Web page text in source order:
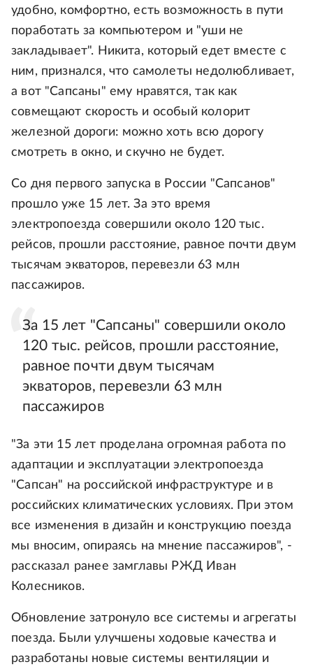
удобно, комфортно, есть возможность в пути
поработать за компьютером и "уши не
закладывает". Никита, который едет вместе с
ним, признался, что самолеты недолюбливает,
а вот "Сапсаны" ему нравятся, так как
совмещают скорость и особый колорит
железной дороги: можно хоть всю дорогу
смотреть в окно, и скучно не будет.
Со дня первого запуска в России "Сапсанов"
прошло уже 15 лет. За это время
электропоезда совершили около 120 тыс.
рейсов, прошли расстояние, равное почти двум
тысячам экваторов, перевезли 63 млн
пассажиров.
За 15 лет "Сапсаны" совершили около
120 тыс. рейсов, прошли расстояние,
равное почти двум тысячам
экваторов, перевезли 63 млн
пассажиров
"За эти 15 лет проделана огромная работа по
адаптации и эксплуатации электропоезда
"Сапсан" на российской инфраструктуре и в
российских климатических условиях. При этом
все изменения в дизайн и конструкцию поезда
мы вносим, опираясь на мнение пассажиров", -
рассказал ранее замглавы РЖД Иван
Колесников.
Обновление затронуло все системы и агрегаты
поезда. Были улучшены ходовые качества и
разработаны новые системы вентиляции и